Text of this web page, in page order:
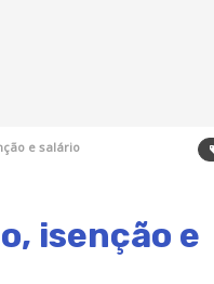
e salário
isenção e